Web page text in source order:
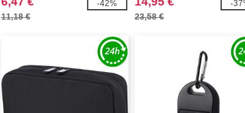
Tecta
11,18 €
-42%
23,58 €
-